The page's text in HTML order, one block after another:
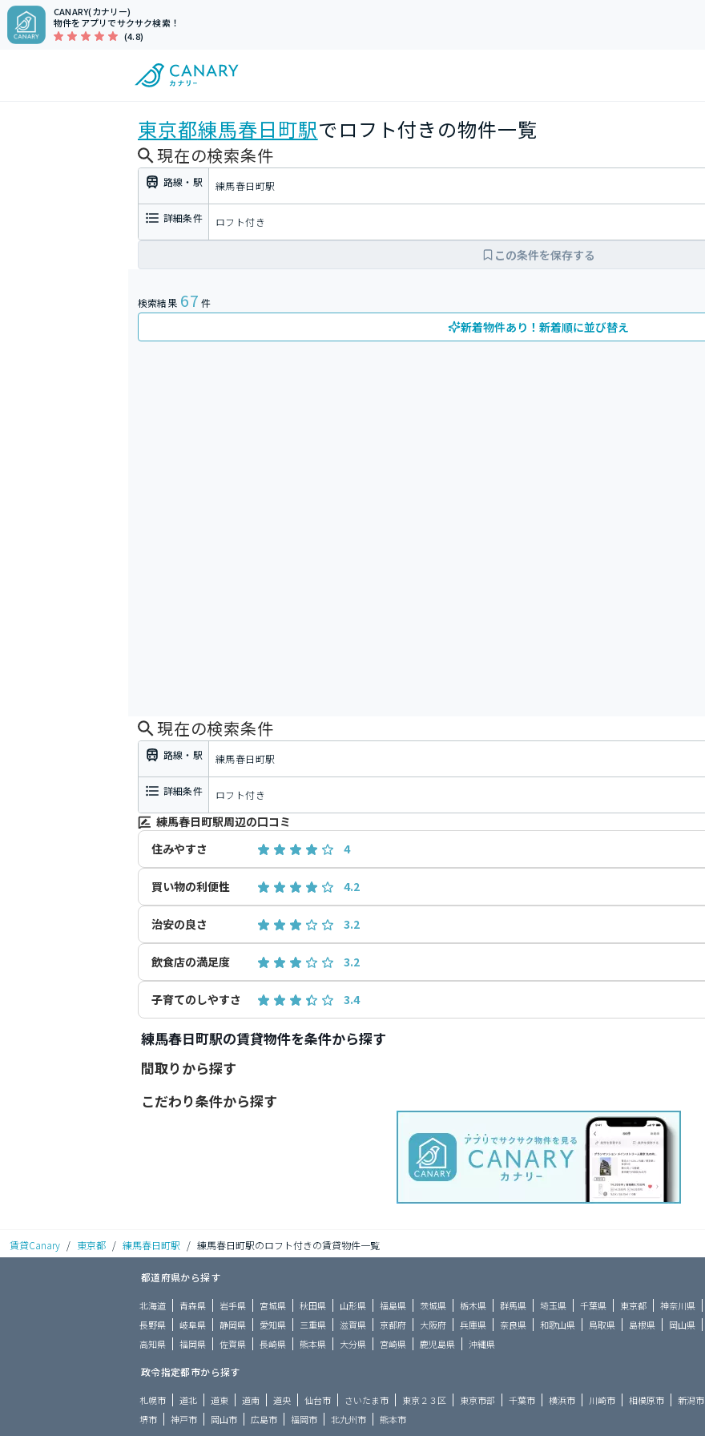
CANARY(カナリー)
物件をアプリでサクサク検索！
(4.8)
東京都練馬春日町駅でロフト付きの物件一覧
現在の検索条件
路線・駅 練馬春日町駅
詳細条件 ロフト付き
この条件を保存する
検索結果 67 件
新着物件あり！新着順に並び替え
現在の検索条件
路線・駅 練馬春日町駅
詳細条件 ロフト付き
練馬春日町駅周辺の口コミ
住みやすさ
4
買い物の利便性 4.2
治安の良さ 3.2
飲食店の満足度 3.2
子育てのしやすさ 3.4
練馬春日町駅の賃貸物件を条件から探す
間取りから探す
こだわり条件から探す
賃貸Canary / 東京都 / 練馬春日町駅 / 練馬春日町駅のロフト付きの賃貸物件一覧
都道府県から探す
北海道 青森県 岩手県 宮城県 秋田県 山形県 福島県 茨城県 栃木県 群馬県 埼玉県 千葉県 東京都 神奈川県
長野県
岐阜県 静岡県 愛知県 三重県 滋賀県 京都府 大阪府 兵庫県 奈良県 和歌山県 鳥取県 島根県 岡山県
高知県
福岡県 佐賀県 長崎県 熊本県 大分県 宮崎県 鹿児島県 沖縄県
政令指定都市から探す
札幌市 道北 道東 道南 道央 仙台市 さいたま市 東京２３区 東京市部 千葉市 横浜市 川崎市 相模原市 新潟市
堺市
神戸市 岡山市 広島市 福岡市 北九州市 熊本市